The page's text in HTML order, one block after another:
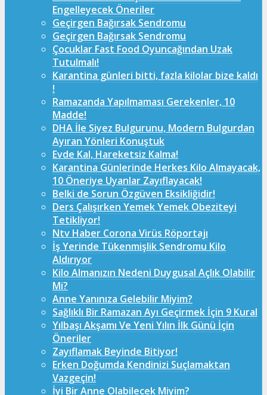
Engelleyecek Öneriler
Geçirgen Bağırsak Sendromu
Geçirgen Bağırsak Sendromu
Çocuklar Fast Food Oyuncağından Uzak
Tutulmalı!
Karantina günleri bitti, fazla kilolar bize kaldı
!
Ramazanda Yapılmaması Gerekenler, 10
Madde!
DHA İle Siyez Bulgurunu, Modern Bulgurdan
Ayıran Yönleri Konuştuk
Evde Kal, Hareketsiz Kalma!
Karantina Günlerinde Herkes Kilo Almayacak,
10 Öneriye Uyanlar Zayıflayacak!
Belki de Sorun Özgüven Eksikliğidir!
Ders Çalışırken Yemek Yemek Obeziteyi
Tetikliyor!
Ntv Haber Corona Virüs Röportajı
İş Yerinde Tükenmişlik Sendromu Kilo
Aldırıyor
Kilo Almanızın Nedeni Duygusal Açlık Olabilir
Mi?
Anne Yanınıza Gelebilir Miyim?
Sağlıklı Bir Ramazan Ayı Geçirmek İçin 9 Kural
Yılbaşı Akşamı Ve Yeni Yılın İlk Günü İçin
Öneriler
Zayıflamak Beyinde Bitiyor!
Erken Doğumda Kendinizi Suçlamaktan
Vazgeçin!
İyi Bir Anne Olabilecek Miyim?